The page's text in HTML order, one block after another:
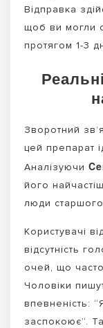
Відправка
щоб ви могли
протягом 1-3
Зворотний
цей препарат
Аналізуючи
його
люди старшого
Користувачі
відсутність
очей, що
Чоловіки
впевненість:
заспокоює”.